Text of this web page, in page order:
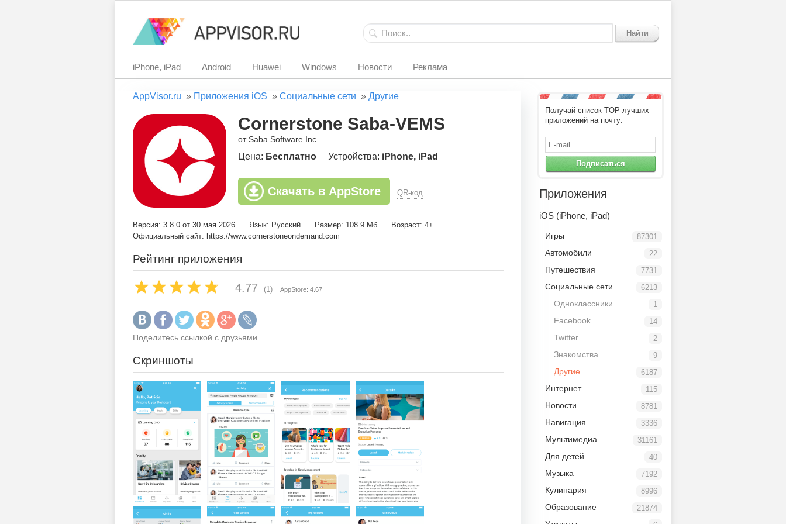
Найти
iPhone, iPad Android Huawei Windows Новости Реклама
AppVisor.ru » Приложения iOS » Социальные сети » Другие
Cornerstone Saba-VEMS
от Saba Software Inc.
Цена: Бесплатно Устройства: iPhone, iPad
Скачать в AppStore QR-код
Версия: 3.8.0 от 30 мая 2026 Язык: Русский Размер: 108.9 Мб
Возраст: 4+
Официальный сайт: https://www.cornerstoneondemand.com
Рейтинг приложения
4.77 (1) AppStore: 4.67
Поделитесь ссылкой с друзьями
Скриншоты
Получай список TOP-лучших
приложений на почту:
Подписаться
Приложения
iOS (iPhone, iPad)
87301
Игры
22
Автомобили
7731
Путешествия
6213
Социальные сети
1
Одноклассники
14
Facebook
2
Twitter
9
Знакомства
6187
Другие
115
Интернет
8781
Новости
3336
Навигация
31161
Мультимедиа
40
Для детей
7192
Музыка
8996
Кулинария
21874
Образование